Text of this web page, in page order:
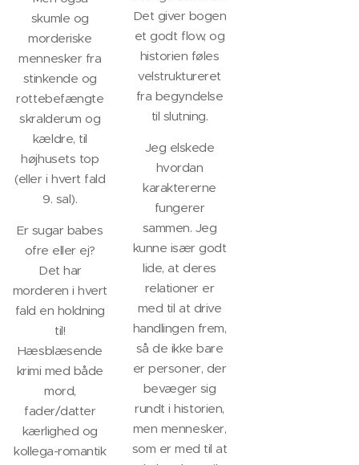
skumle og
morderiske
mennesker fra
stinkende og
rottebefængte
skralderum og
kældre, til
højhusets top
(eller i hvert fald
9. sal).
Er sugar babes
ofre eller ej?
Det har
morderen i hvert
fald en holdning
til!
Hæsblæsende
krimi med både
mord,
fader/datter
kærlighed og
kollega-romantik
Det giver bogen
et godt flow, og
historien føles
velstruktureret
fra begyndelse
til slutning.
Jeg elskede
hvordan
karaktererne
fungerer
sammen. Jeg
kunne især godt
lide, at deres
relationer er
med til at drive
handlingen frem,
så de ikke bare
er personer, der
bevæger sig
rundt i historien,
men mennesker,
som er med til at